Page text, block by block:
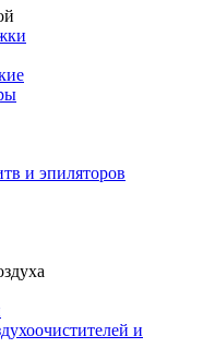
и эпиляторов
и